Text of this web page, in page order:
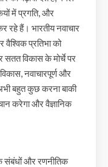
में प्रगति, और
रहे हैं। भारतीय नवाचार
वैश्विक प्रतिभा को
विकास के मोर्चे पर
नवाचारपूर्ण और
अभी बहुत कुछ करना बाकी
करेगा और वैज्ञानिक
संबंधों और रणनीतिक